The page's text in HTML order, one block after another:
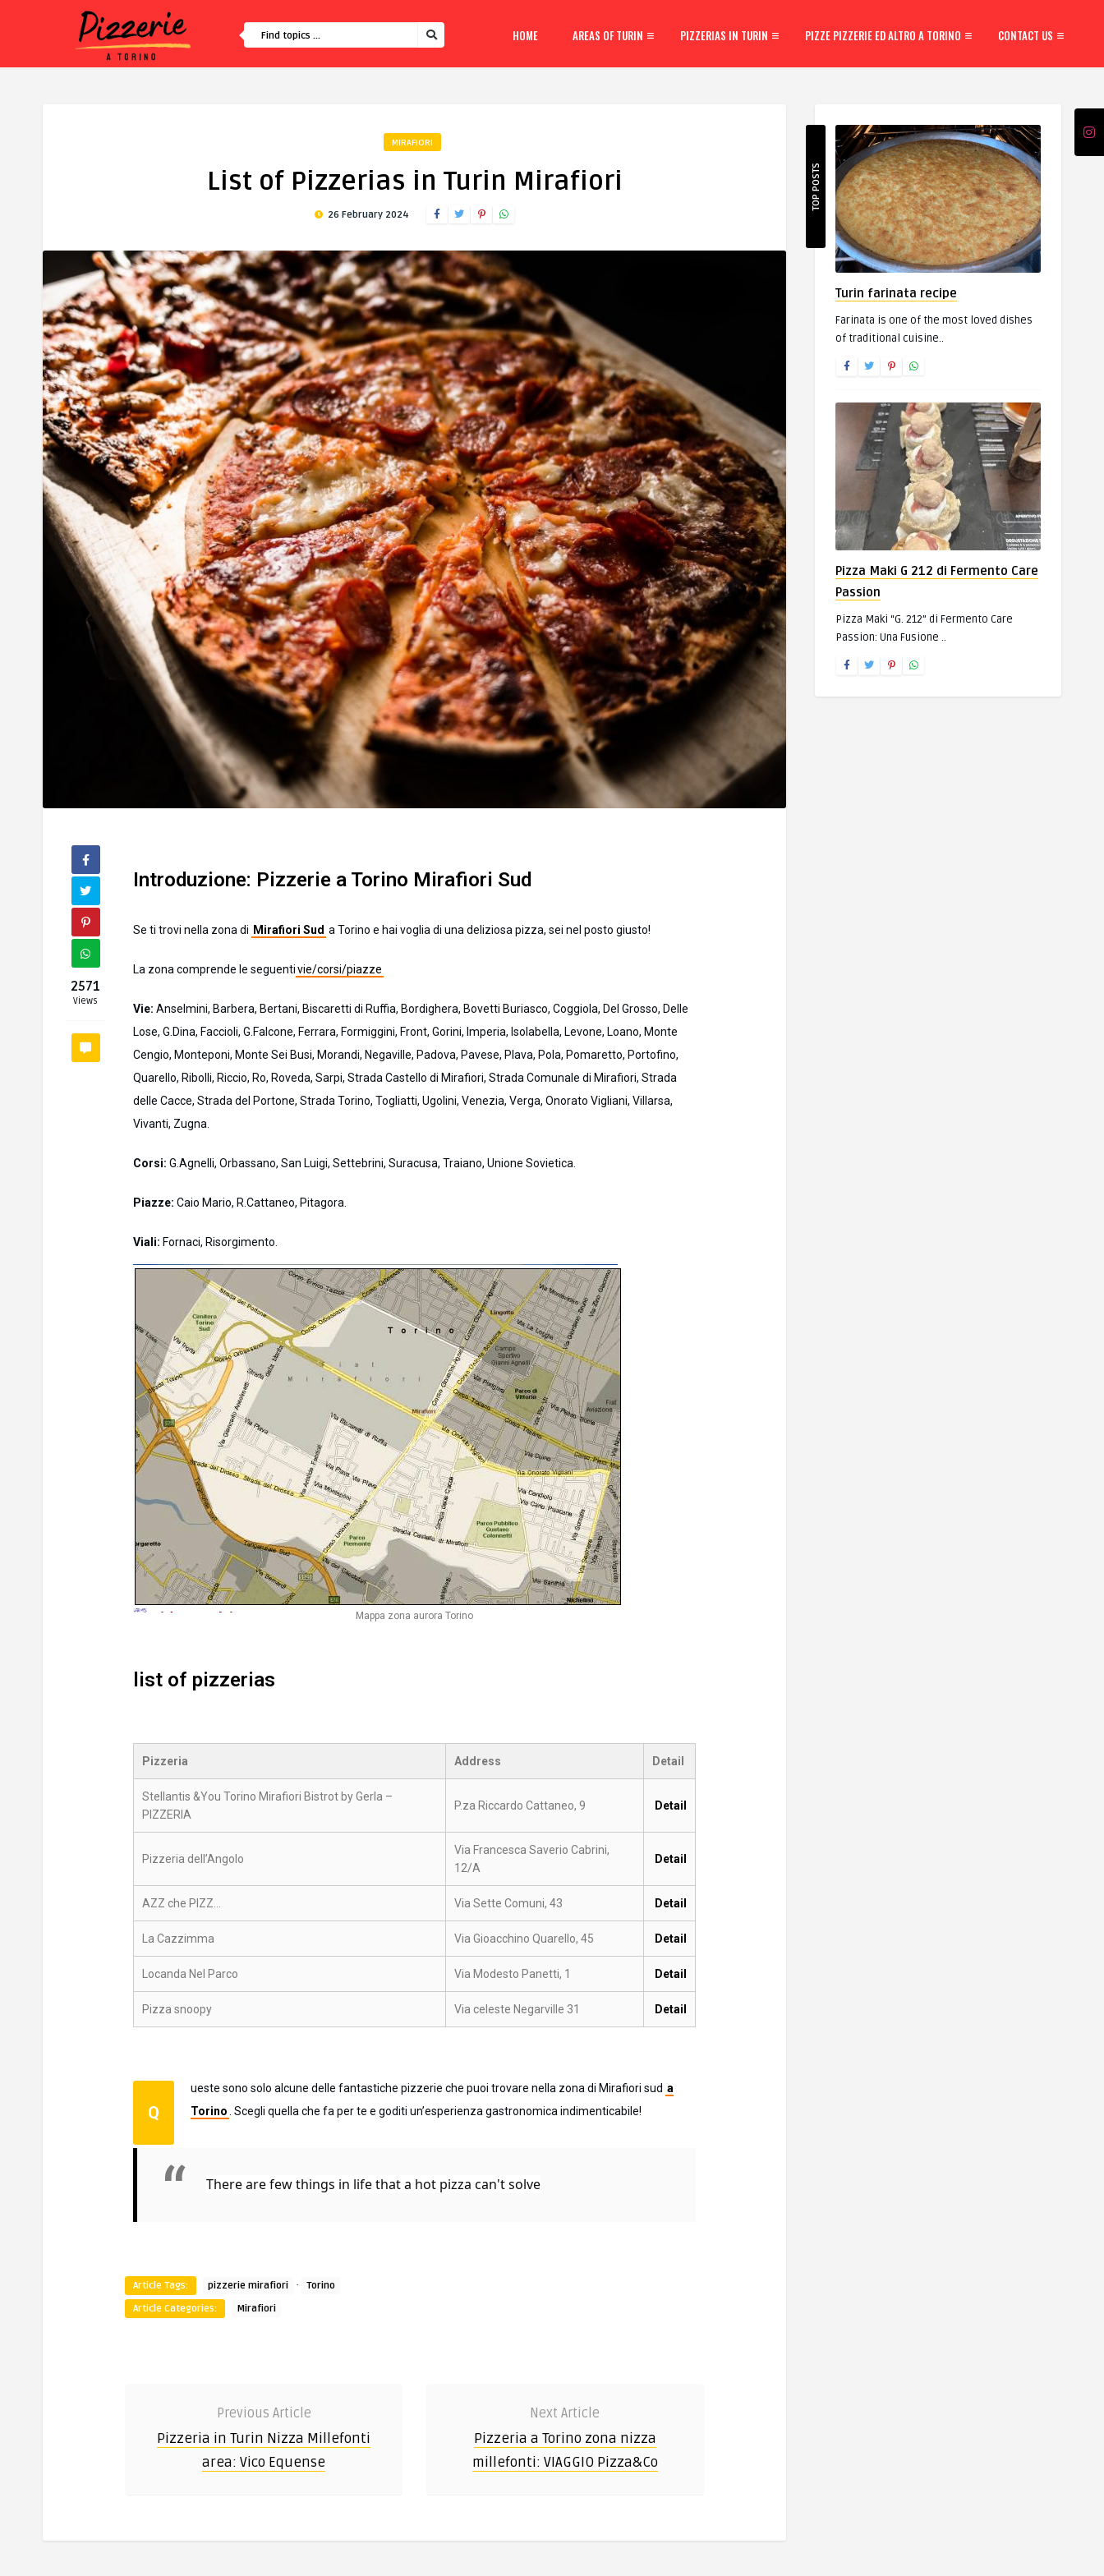
HOME AREAS OF TURIN PIZZERIAS IN TURIN PIZZE PIZZERIE ED ALTRO A TORINO CONTACT US
MIRAFIORI
List of Pizzerias in Turin Mirafiori
26 February 2024
2571
Views
Introduzione: Pizzerie a Torino Mirafiori Sud
Se ti trovi nella zona di Mirafiori Sud a Torino e hai voglia di una deliziosa pizza, sei nel posto giusto!
La zona comprende le seguentivie/corsi/piazze
Vie: Anselmini, Barbera, Bertani, Biscaretti di Ruffia, Bordighera, Bovetti Buriasco, Coggiola, Del Grosso, Delle
Lose, G.Dina, Faccioli, G.Falcone, Ferrara, Formiggini, Front, Gorini, Imperia, Isolabella, Levone, Loano, Monte
Cengio, Monteponi, Monte Sei Busi, Morandi, Negaville, Padova, Pavese, Plava, Pola, Pomaretto, Portofino,
Quarello, Ribolli, Riccio, Ro, Roveda, Sarpi, Strada Castello di Mirafiori, Strada Comunale di Mirafiori, Strada
delle Cacce, Strada del Portone, Strada Torino, Togliatti, Ugolini, Venezia, Verga, Onorato Vigliani, Villarsa,
Vivanti, Zugna.
Corsi: G.Agnelli, Orbassano, San Luigi, Settebrini, Suracusa, Traiano, Unione Sovietica.
Piazze: Caio Mario, R.Cattaneo, Pitagora.
Viali: Fornaci, Risorgimento.
Mappa zona aurora Torino
list of pizzerias
Pizzeria Address Detail
Stellantis &You Torino Mirafiori Bistrot by Gerla –
PIZZERIA
P.za Riccardo Cattaneo, 9 Detail
Pizzeria dell’Angolo
Via Francesca Saverio Cabrini,
12/A
Detail
AZZ che PIZZ… Via Sette Comuni, 43 Detail
La Cazzimma Via Gioacchino Quarello, 45 Detail
Locanda Nel Parco Via Modesto Panetti, 1 Detail
Pizza snoopy Via celeste Negarville 31 Detail
Q
ueste sono solo alcune delle fantastiche pizzerie che puoi trovare nella zona di Mirafiori sud a
Torino. Scegli quella che fa per te e goditi un’esperienza gastronomica indimenticabile!
There are few things in life that a hot pizza can't solve
Article Tags: pizzerie mirafiori ·
Torino
Article Categories:
Mirafiori
Previous Article
Pizzeria in Turin Nizza Millefonti
area: Vico Equense
Next Article
Pizzeria a Torino zona nizza
millefonti: VIAGGIO Pizza&Co
TOP POSTS
Turin farinata recipe
Farinata is one of the most loved dishes
of traditional cuisine..
Pizza Maki G 212 di Fermento Care
Passion
Pizza Maki “G. 212” di Fermento Care
Passion: Una Fusione ..